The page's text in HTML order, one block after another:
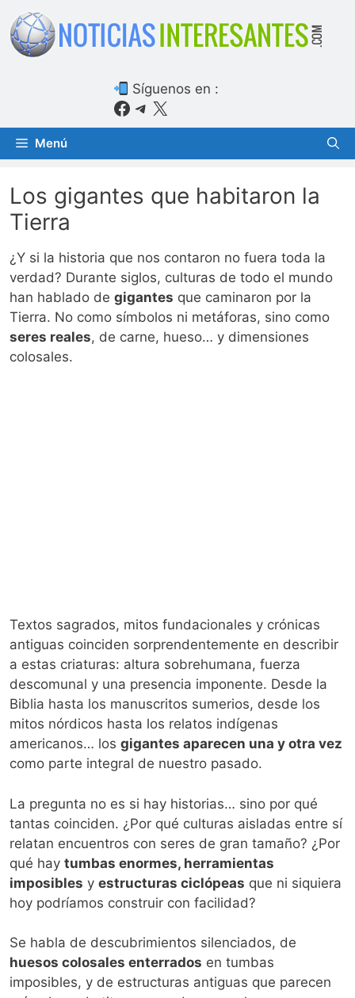
Saltar
contenido
Síguenos en :
Facebook
Telegram
X
Menú
Los gigantes que habitaron la
Tierra
¿Y si la historia que nos contaron no fuera toda la
verdad? Durante siglos, culturas de todo el mundo
han hablado de gigantes que caminaron por la
Tierra. No como símbolos ni metáforas, sino como
seres reales, de carne, hueso… y dimensiones
colosales.
Textos sagrados, mitos fundacionales y crónicas
antiguas coinciden sorprendentemente en describir
a estas criaturas: altura sobrehumana, fuerza
descomunal y una presencia imponente. Desde la
Biblia hasta los manuscritos sumerios, desde los
mitos nórdicos hasta los relatos indígenas
americanos… los gigantes aparecen una y otra vez
como parte integral de nuestro pasado.
La pregunta no es si hay historias… sino por qué
tantas coinciden. ¿Por qué culturas aisladas entre sí
relatan encuentros con seres de gran tamaño? ¿Por
qué hay tumbas enormes, herramientas
imposibles y estructuras ciclópeas que ni siquiera
hoy podríamos construir con facilidad?
Se habla de descubrimientos silenciados, de
huesos colosales enterrados en tumbas
imposibles, y de estructuras antiguas que parecen